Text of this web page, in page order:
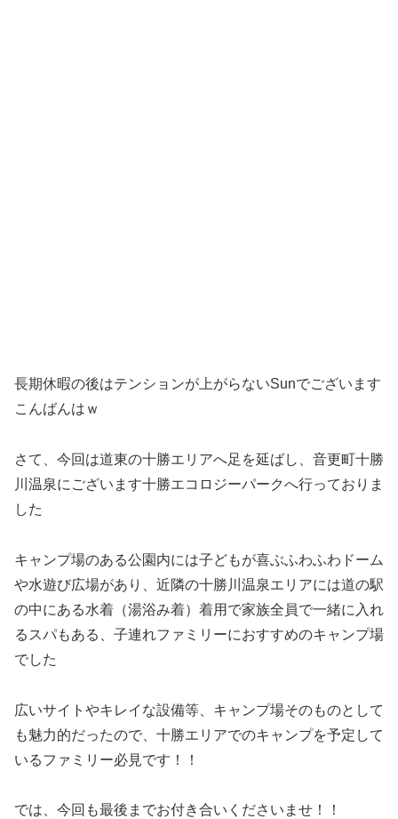
長期休暇の後はテンションが上がらないSunでございます
こんばんはｗ
さて、今回は道東の十勝エリアへ足を延ばし、音更町十勝
川温泉にございます十勝エコロジーパークへ行っておりま
した
キャンプ場のある公園内には子どもが喜ぶふわふわドーム
や水遊び広場があり、近隣の十勝川温泉エリアには道の駅
の中にある水着（湯浴み着）着用で家族全員で一緒に入れ
るスパもある、子連れファミリーにおすすめのキャンプ場
でした
広いサイトやキレイな設備等、キャンプ場そのものとして
も魅力的だったので、十勝エリアでのキャンプを予定して
いるファミリー必見です！！
では、今回も最後までお付き合いくださいませ！！